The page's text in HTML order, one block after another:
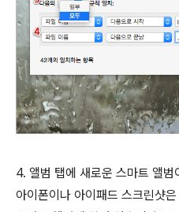
4. 앨범 탭에 새로운 스마트 앨
아이폰이나 아이패드 스크린샷